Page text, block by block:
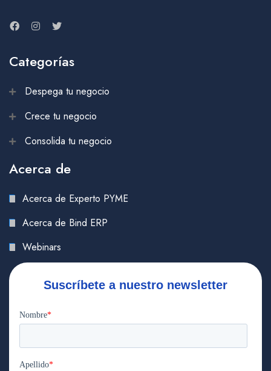
Categorías
Despega tu negocio
Crece tu negocio
Consolida tu negocio
Acerca de
Acerca de Experto PYME
Acerca de Bind ERP
Webinars
Suscríbete a nuestro newsletter